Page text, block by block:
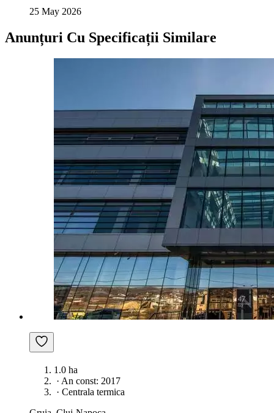
25 May 2026
Anunțuri Cu Specificații Similare
1.0 ha
· An const: 2017
· Centrala termica